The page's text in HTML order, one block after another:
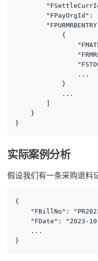
"FPayOrgId":
            {
                ...
            }
            ...
        ]
    }
}
实际案例分析
假设我们有一条采购退料
{
"FBillNo":
"FDate": "2023-
    ...
}